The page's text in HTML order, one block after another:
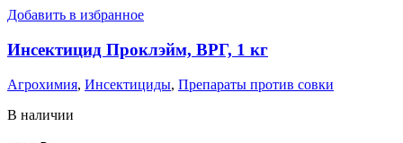
Добавить в избранное
Инсектицид Проклэйм, ВРГ, 1 кг
Агрохимия, Инсектициды, Препараты против совки
В наличии